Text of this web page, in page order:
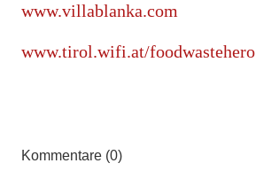
www.villablanka.com
www.tirol.wifi.at/foodwastehero
Kommentare (0)